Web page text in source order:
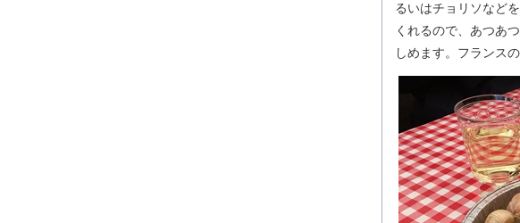
るいはチョリソなど
くれるので、あつあ
しめます。フランス